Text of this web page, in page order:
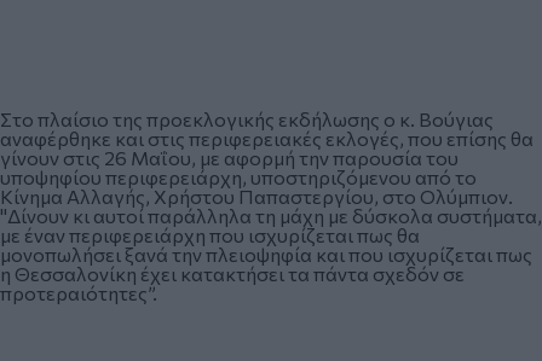
Στο πλαίσιο της προεκλογικής εκδήλωσης ο κ. Βούγιας
αναφέρθηκε και στις περιφερειακές εκλογές, που επίσης θα
γίνουν στις 26 Μαΐου, με αφορμή την παρουσία του
υποψηφίου περιφερειάρχη, υποστηριζόμενου από το
Κίνημα Αλλαγής, Χρήστου Παπαστεργίου, στο Ολύμπιον.
"Δίνουν κι αυτοί παράλληλα τη μάχη με δύσκολα συστήματα,
με έναν περιφερειάρχη που ισχυρίζεται πως θα
μονοπωλήσει ξανά την πλειοψηφία και που ισχυρίζεται πως
η Θεσσαλονίκη έχει κατακτήσει τα πάντα σχεδόν σε
προτεραιότητες”.